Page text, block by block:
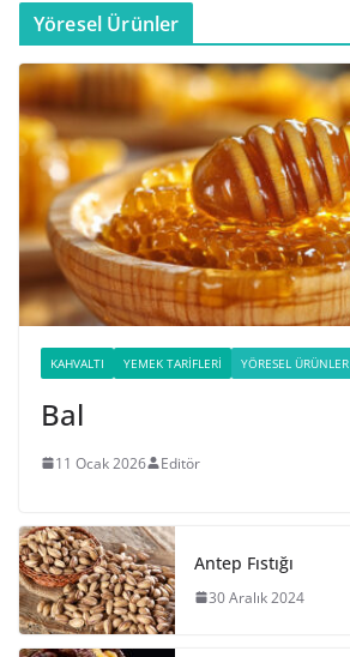
Yöresel Ürünler
KAHVALTI YEMEK TARIFLERI YÖRESEL ÜRÜNLER
Bal
11 Ocak 2026 Editör
Antep Fıstığı
30 Aralık 2024